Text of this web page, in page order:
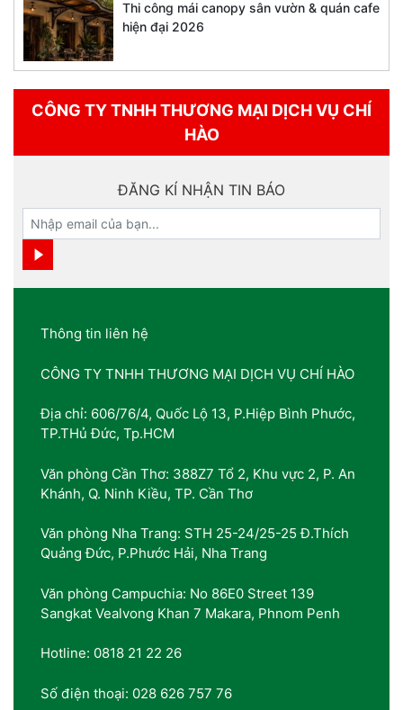
Thi công mái canopy sân vườn & quán cafe
hiện đại 2026
CÔNG TY TNHH THƯƠNG MẠI DỊCH VỤ CHÍ
HÀO
ĐĂNG KÍ NHẬN TIN BÁO
Thông tin liên hệ
CÔNG TY TNHH THƯƠNG MẠI DỊCH VỤ CHÍ HÀO
Địa chỉ: 606/76/4, Quốc Lộ 13, P.Hiệp Bình Phước,
TP.THủ Đức, Tp.HCM
Văn phòng Cần Thơ: 388Z7 Tổ 2, Khu vực 2, P. An
Khánh, Q. Ninh Kiều, TP. Cần Thơ
Văn phòng Nha Trang: STH 25-24/25-25 Đ.Thích
Quảng Đức, P.Phước Hải, Nha Trang
Văn phòng Campuchia: No 86E0 Street 139
Sangkat Vealvong Khan 7 Makara, Phnom Penh
Hotline: 0818 21 22 26
Số điện thoại: 028 626 757 76